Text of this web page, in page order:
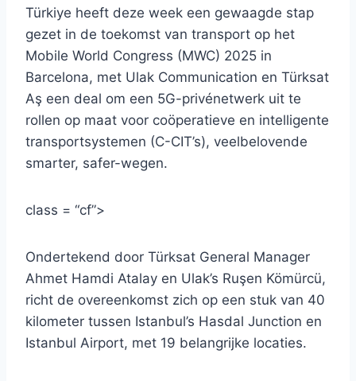
Türkiye heeft deze week een gewaagde stap
gezet in de toekomst van transport op het
Mobile World Congress (MWC) 2025 in
Barcelona, ​​met Ulak Communication en Türksat
Aş een deal om een ​​5G-privénetwerk uit te
rollen op maat voor coöperatieve en intelligente
transportsystemen (C-CIT’s), veelbelovende
smarter, safer-wegen.
class = “cf”>
Ondertekend door Türksat General Manager
Ahmet Hamdi Atalay en Ulak’s Ruşen Kömürcü,
richt de overeenkomst zich op een stuk van 40
kilometer tussen Istanbul’s Hasdal Junction en
Istanbul Airport, met 19 belangrijke locaties.